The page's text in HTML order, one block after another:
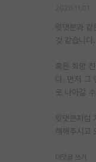
윗댓분과 같
것 같습니
혹은 희망
다. 먼저 그
로 나아갈
윗댓분처럼
해해주시고
대댓글 쓰기